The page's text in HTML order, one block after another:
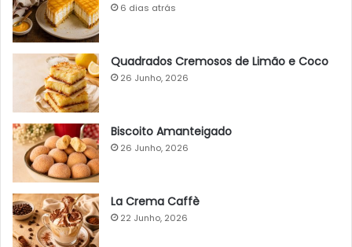
6 dias atrás
Quadrados Cremosos de Limão e Coco
26 Junho, 2026
Biscoito Amanteigado
26 Junho, 2026
La Crema Caffè
22 Junho, 2026